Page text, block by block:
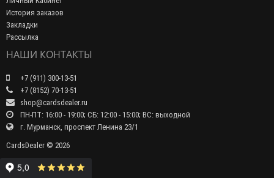
История заказов
Закладки
Рассылка
НАШИ КОНТАКТЫ
+7 (911) 300-13-51
+7 (8152) 70-13-51
shop@cardsdealer.ru
ПН-ПТ: 16:00 - 19:00; СБ: 12:00 - 15:00; ВС: выходной
г. Мурманск, проспект Ленина 23/1
CardsDealer © 2026